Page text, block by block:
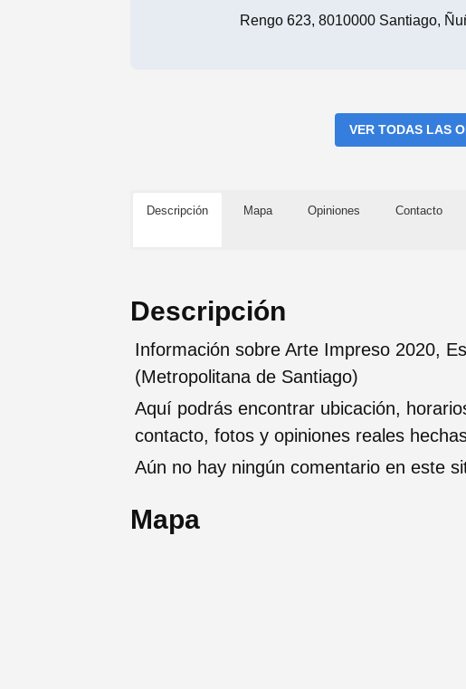
Rengo 623, 8010000 Santiago,
VER TODAS LAS
Descripción Mapa Opiniones Contacto
Descripción
Información sobre Arte Impreso 2020,
(Metropolitana de Santiago)
Aquí podrás encontrar ubicación,
contacto, fotos y opiniones reales
Aún no hay ningún comentario en este
Mapa